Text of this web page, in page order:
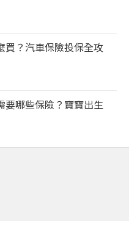
買？汽車保險投保全攻
要哪些保險？寶寶出生